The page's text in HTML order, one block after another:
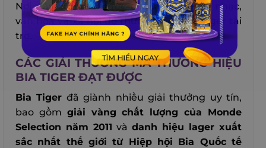
Nơi đây cũng tổ chức cácsự kiệnâm nhạc,
văn hóa và xã hội do thương hiệu bia Tiger tài
trợ.
CÁC GIẢI THƯỞNG MÀ THƯƠNG HIỆU
BIA TIGER ĐẠT ĐƯỢC
Bia Tiger đã giành nhiều giải thưởng uy tín,
bao gồm giải vàng chất lượng của Monde
Selection năm 2011 và danh hiệu lager xuất
sắc nhất thế giới từ Hiệp hội Bia Quốc tế